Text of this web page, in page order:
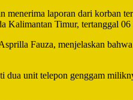
menerima laporan dari korban
Timur, tertanggal 06
Fauza, menjelaskan
dua unit telepon genggam